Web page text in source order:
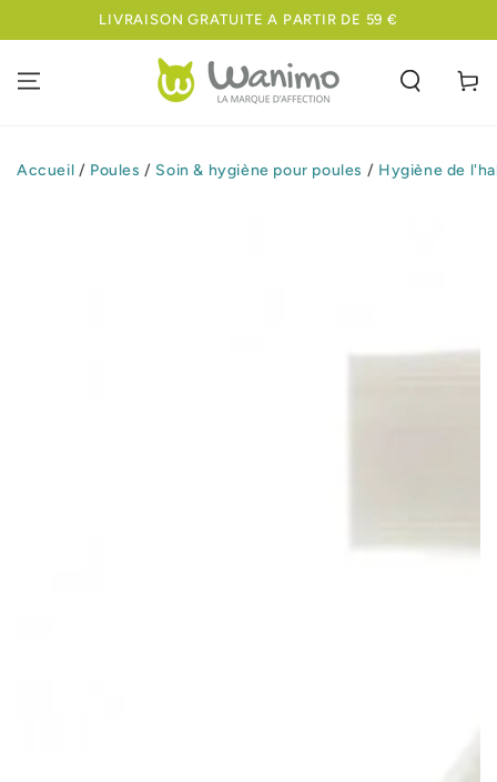
IGNORER LELIVRAISON GRATUITE A PARTIR DE 59 €
Panier
Accueil / Poules / Soin & hygiène pour poules / Hygiène de